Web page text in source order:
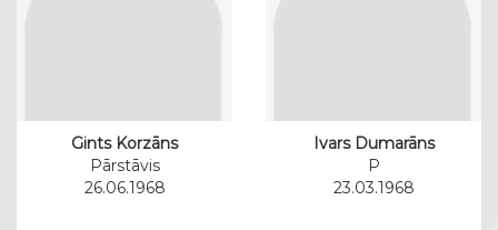
Gints Korzāns
Pārstāvis
26.06.1968
Ivars Dumarāns
P
23.03.1968